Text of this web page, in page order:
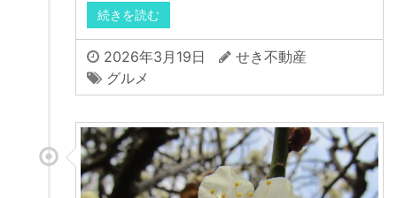
続きを読む
2026年3月19日
せき不動産
グルメ